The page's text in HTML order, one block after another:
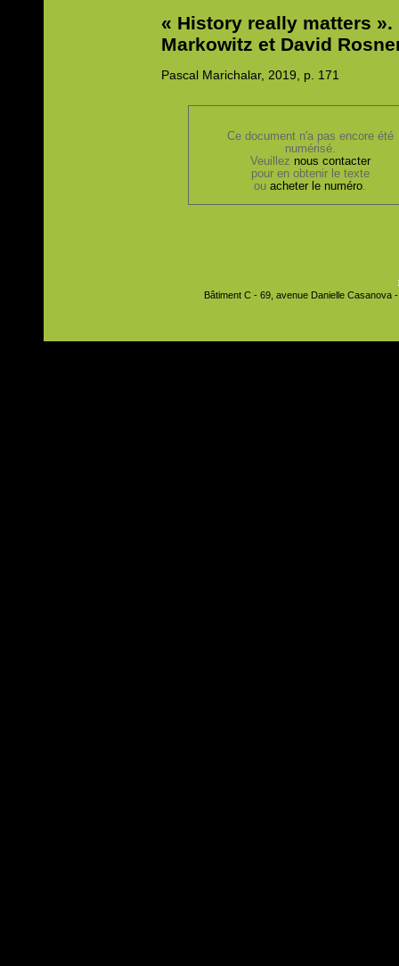
« History really matters
Markowitz et David
Pascal Marichalar, 2019, p. 171
Ce document n'a pas encore été
numérisé.
Veuillez nous contacter
pour en obtenir le texte
ouacheter le numéro.
Bâtiment C - 69, avenue Danielle